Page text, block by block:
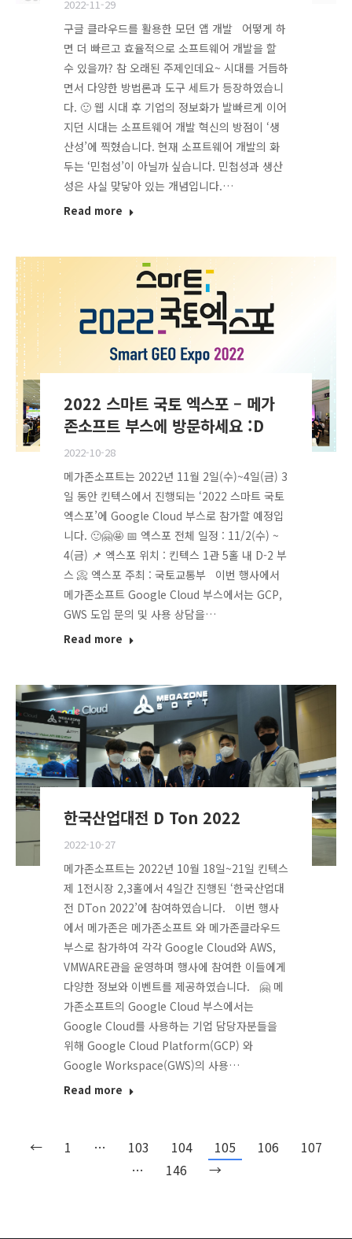
2022-11-29
구글 클라우드를 활용한 모던 앱 개발 어떻게 하
면 더 빠르고 효율적으로 소프트웨어 개발을 할
수 있을까? 참 오래된 주제인데요~ 시대를 거듭하
면서 다양한 방법론과 도구 세트가 등장하였습니
다. 🙂 웹 시대 후 기업의 정보화가 발빠르게 이어
지던 시대는 소프트웨어 개발 혁신의 방점이 ‘생
산성’에 찍혔습니다. 현재 소프트웨어 개발의 화
두는 ‘민첩성’이 아닐까 싶습니다. 민첩성과 생산
성은 사실 맞닿아 있는 개념입니다.…
Read more
2022 스마트 국토 엑스포 – 메가
존소프트 부스에 방문하세요 :D
2022-10-28
메가존소프트는 2022년 11월 2일(수)~4일(금) 3
일 동안 킨텍스에서 진행되는 ‘2022 스마트 국토
엑스포’에 Google Cloud 부스로 참가할 예정입
니다. 🙂🤗🤩 📅 엑스포 전체 일정 : 11/2(수) ~
4(금) 📌 엑스포 위치 : 킨텍스 1관 5홀 내 D-2 부
스 📀 엑스포 주최 : 국토교통부 이번 행사에서
메가존소프트 Google Cloud 부스에서는 GCP,
GWS 도입 문의 및 사용 상담을…
Read more
한국산업대전 D Ton 2022
2022-10-27
메가존소프트는 2022년 10월 18일~21일 킨텍스
제 1전시장 2,3홀에서 4일간 진행된 ‘한국산업대
전 DTon 2022’에 참여하였습니다. 이번 행사
에서 메가존은 메가존소프트 와 메가존클라우드
부스로 참가하여 각각 Google Cloud와 AWS,
VMWARE관을 운영하며 행사에 참여한 이들에게
다양한 정보와 이벤트를 제공하였습니다. 🤗 메
가존소프트의 Google Cloud 부스에서는
Google Cloud를 사용하는 기업 담당자분들을
위해 Google Cloud Platform(GCP) 와
Google Workspace(GWS)의 사용…
Read more
← 1 … 103 104 105 106
107
…
146 →